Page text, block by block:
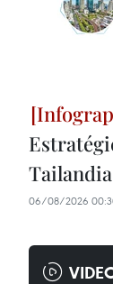
Tailandia
06/08/2026